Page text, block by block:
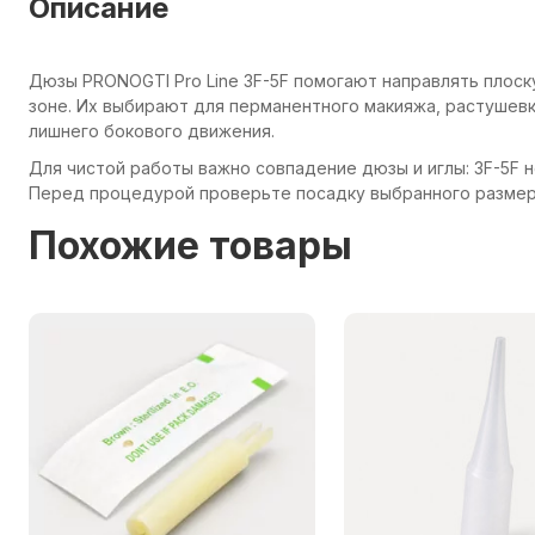
Описание
Дюзы PRONOGTI Pro Line 3F-5F помогают направлять
зоне. Их выбирают для перманентного макияжа,
лишнего бокового движения.
Для чистой работы важно совпадение дюзы и иглы: 3F-5F
Перед процедурой проверьте посадку выбранного
Похожие товары